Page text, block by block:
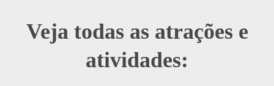
Veja todas as atrações e
atividades: